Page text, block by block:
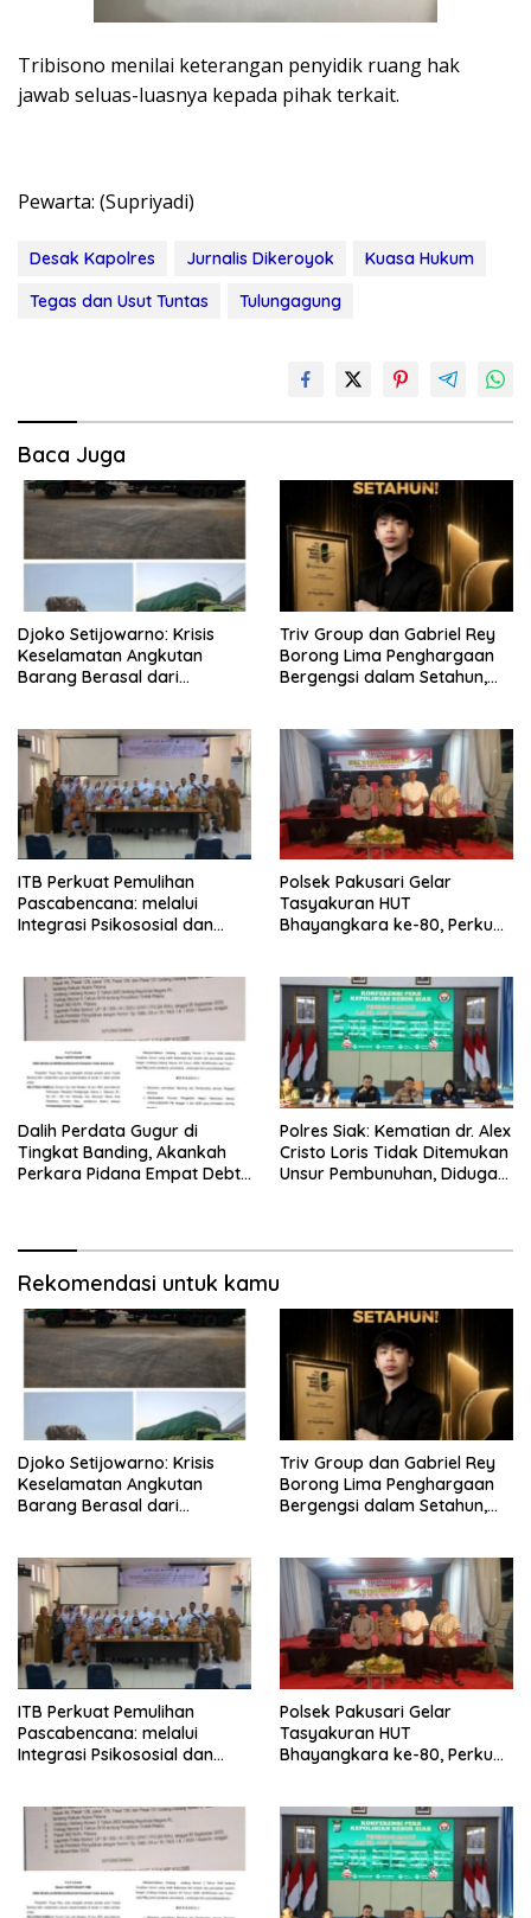
Tribisono menilai keterangan penyidik ruang hak
jawab seluas-luasnya kepada pihak terkait.
Pewarta: (Supriyadi)
Desak Kapolres Jurnalis Dikeroyok
Kuasa Hukum
Tegas dan Usut Tuntas
Tulungagung
Baca Juga
Djoko Setijowarno: Krisis
Keselamatan Angkutan
Barang Berasal dari
Triv Group dan Gabriel Rey
Borong Lima Penghargaan
Bergengsi dalam Setahun,
Indonesia
ITB Perkuat Pemulihan
Pascabencana: melalui
Integrasi Psikososial dan
Polsek Pakusari Gelar
Tasyakuran HUT
Bhayangkara ke-80, Perkuat
Dalih Perdata Gugur di
Tingkat Banding, Akankah
Perkara Pidana Empat Debt
Polres Siak: Kematian dr. Alex
Cristo Loris Tidak Ditemukan
Unsur Pembunuhan, Diduga
Rekomendasi untuk kamu
Djoko Setijowarno: Krisis
Keselamatan Angkutan
Barang Berasal dari
Triv Group dan Gabriel Rey
Borong Lima Penghargaan
Bergengsi dalam Setahun,
Indonesia
ITB Perkuat Pemulihan
Pascabencana: melalui
Integrasi Psikososial dan
Polsek Pakusari Gelar
Tasyakuran HUT
Bhayangkara ke-80, Perkuat